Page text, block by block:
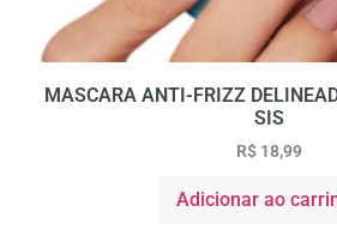
MASCARA ANTI-FRIZZ
SIS
R$18,99
Adicionar ao